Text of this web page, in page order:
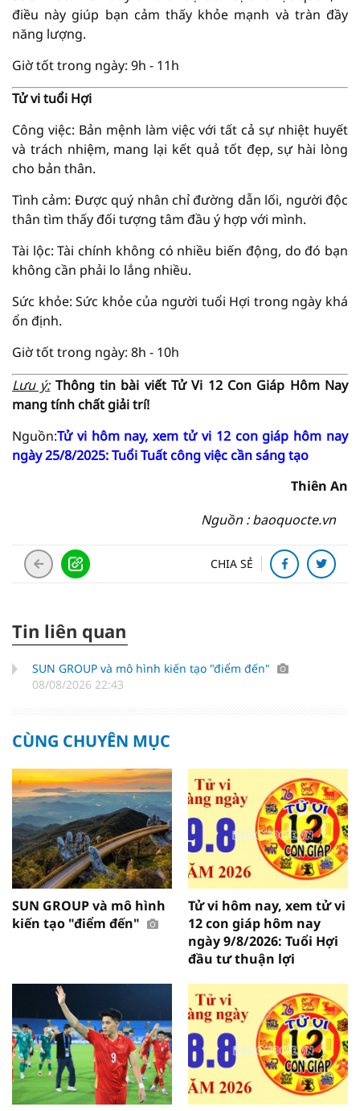
điều này giúp bạn cảm thấy khỏe mạnh và tràn đầy
năng lượng.
Giờ tốt trong ngày: 9h - 11h
Tử vi tuổi Hợi
Công việc: Bản mệnh làm việc với tất cả sự nhiệt huyết
và trách nhiệm, mang lại kết quả tốt đẹp, sự hài lòng
cho bản thân.
Tình cảm: Được quý nhân chỉ đường dẫn lối, người độc
thân tìm thấy đối tượng tâm đầu ý hợp với mình.
Tài lộc: Tài chính không có nhiều biến động, do đó bạn
không cần phải lo lắng nhiều.
Sức khỏe: Sức khỏe của người tuổi Hợi trong ngày khá
ổn định.
Giờ tốt trong ngày: 8h - 10h
Lưu ý: Thông tin bài viếtTử Vi 12 Con Giáp Hôm Nay
mang tính chất giải trí!
Nguồn:Tử vi hôm nay, xem tử vi 12 con giáp hôm nay
ngày 25/8/2025: Tuổi Tuất công việc cần sáng tạo
Thiên An
Nguồn : baoquocte.vn
CHIA SẺ
Tin liên quan
SUN GROUP và mô hình kiến tạo "điểm đến"
08/08/2026 22:43
CÙNG CHUYÊN MỤC
SUN GROUP và mô hình
kiến tạo "điểm đến"
Tử vi hôm nay, xem tử vi
12 con giáp hôm nay
ngày 9/8/2026: Tuổi Hợi
đầu tư thuận lợi